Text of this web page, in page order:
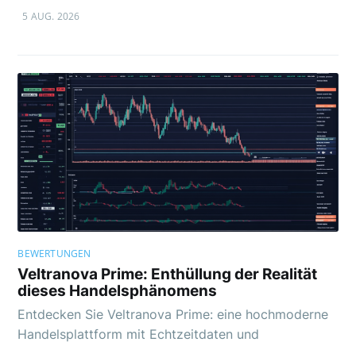
5 AUG. 2026
BEWERTUNGEN
Veltranova Prime: Enthüllung der Realität
dieses Handelsphänomens
Entdecken Sie Veltranova Prime: eine hochmoderne
Handelsplattform mit Echtzeitdaten und